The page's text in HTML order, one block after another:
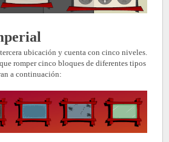
ubicación y cuenta con cinco niveles.
romper cinco bloques de diferentes tipos
a continuación: